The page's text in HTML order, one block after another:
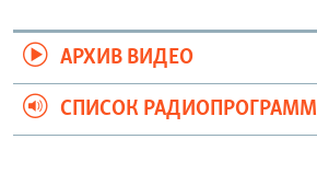
АРХИВ ВИДЕО
СПИСОК РАДИОПРОГРАММ